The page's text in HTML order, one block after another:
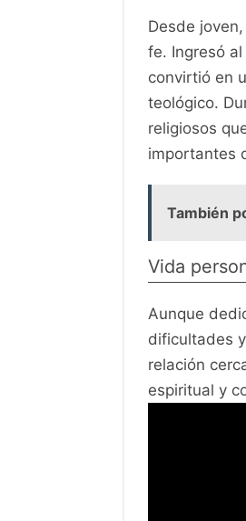
Desde
fe. Ingresó
convirtió en
teológico.
religiosos
importantes
También
Vida
Aunque
dificultades
relación
espiritual y